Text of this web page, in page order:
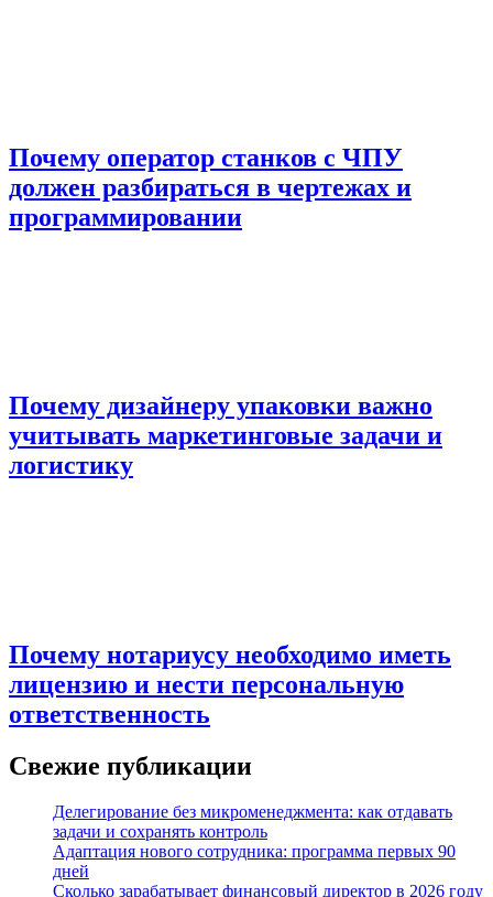
Почему оператор станков с ЧПУ
должен разбираться в чертежах и
программировании
Почему дизайнеру упаковки важно
учитывать маркетинговые задачи и
логистику
Почему нотариусу необходимо иметь
лицензию и нести персональную
ответственность
Свежие публикации
Делегирование без микроменеджмента: как отдавать
задачи и сохранять контроль
Адаптация нового сотрудника: программа первых 90
дней
Сколько зарабатывает финансовый директор в 2026 году